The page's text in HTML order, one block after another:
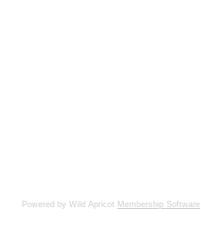
Powered by Wild Apricot Membership Software